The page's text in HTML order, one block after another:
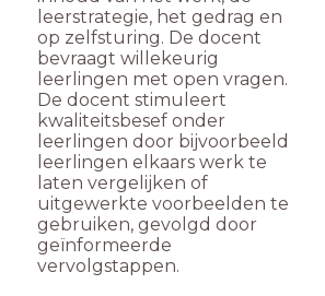
leerstrategie, het gedrag en
op zelfsturing. De docent
bevraagt willekeurig
leerlingen met open vragen.
De docent stimuleert
kwaliteitsbesef onder
leerlingen door bijvoorbeeld
leerlingen elkaars werk te
laten vergelijken of
uitgewerkte voorbeelden te
gebruiken, gevolgd door
geïnformeerde
vervolgstappen.